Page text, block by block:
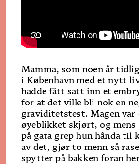
Mamma, som noen år
i København med et nytt
hadde fått satt inn et
for at det ville bli nok en
graviditetstest. Magen var
øyeblikket skjørt, og mens
på gata grep hun hånda til
av det, gjør to menn så
spytter på bakken foran